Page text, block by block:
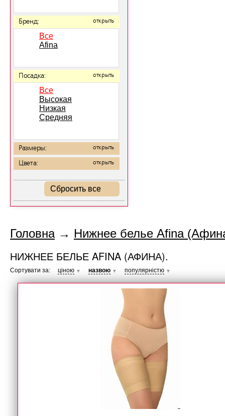
Бренд: открыть
Все
Afina
Посадка: открыть
Все
Высокая
Низкая
Средняя
Размеры: открыть
Цвета: открыть
Сбросить все
Головна→ Нижнее белье Afina
НИЖНЕЕ БЕЛЬЕ AFINA (АФИНА).
Сортувати за: ціною ▼ назвою ▼ популярністю ▼